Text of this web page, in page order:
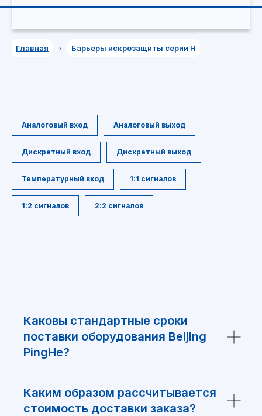
Главная › Барьеры искрозащиты серии H
Аналоговый вход Аналоговый выход
Дискретный вход Дискретный выход
Температурный вход 1:1 сигналов
1:2 сигналов 2:2 сигналов
Каковы стандартные сроки
поставки оборудования Beijing
PingHe?
Каким образом рассчитывается
стоимость доставки заказа?